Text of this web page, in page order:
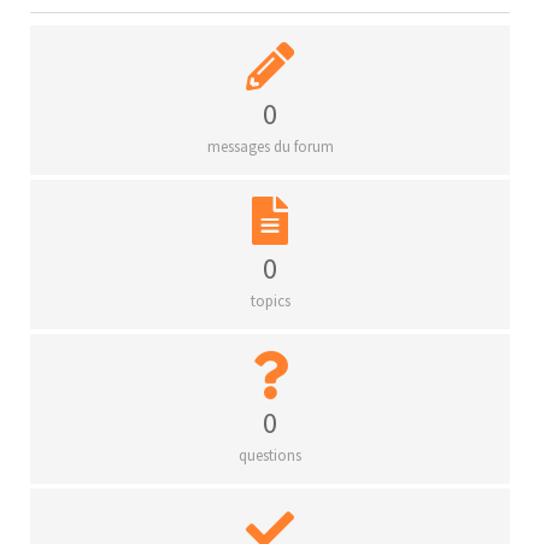
0
messages du forum
0
topics
0
questions